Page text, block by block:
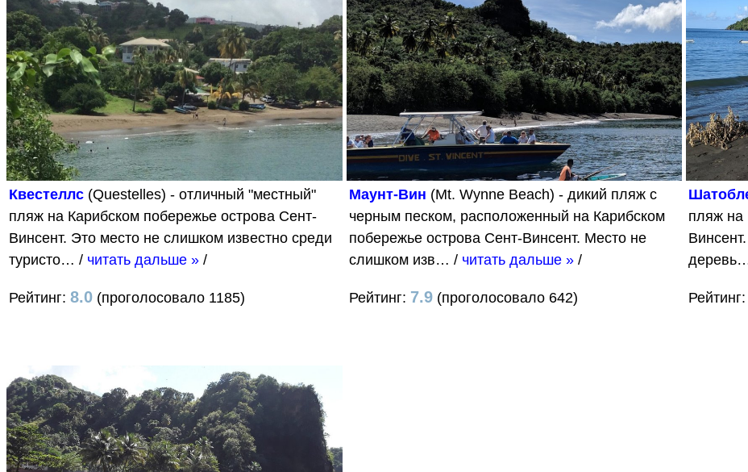
Квестеллс (Questelles) - отличный "местный"
пляж на Карибском побережье острова Сент-
Винсент. Это место не слишком известно среди
туристо… / читать дальше » /
Рейтинг: 8.0 (проголосовало 1185)
Маунт-Вин (Mt. Wynne Beach) - дикий пляж с
черным песком, расположенный на Карибском
побережье острова Сент-Винсент. Место не
слишком изв… / читать дальше »/
Рейтинг: 7.9(проголосовало 642)
пляж на
Рейтинг: